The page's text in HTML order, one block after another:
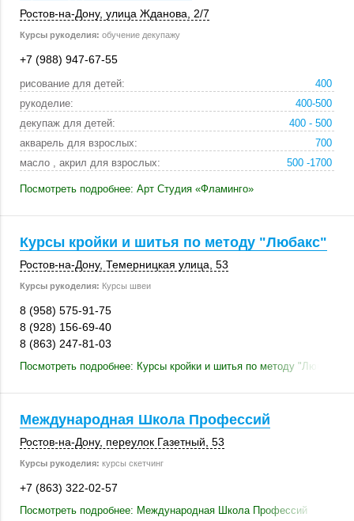
Ростов-на-Дону, улица Жданова 2/7
Курсы рукоделия: обучение декупажу
+7 (988) 947-67-55
рисование для детей:
400
рукоделие:
400-500
декупаж для детей:
400 - 500
акварель для взрослых:
700
масло , акрил для взрослых:
500 -1700
Посмотреть подробнее: Арт Студия «Фламинго»
Курсы кройки и шитья по методу "Любакс"
Ростов-на-Дону, Темерницкая улица, 53
Курсы рукоделия: Курсы швеи
8 (958) 575-91-75
8 (928) 156-69-40
8 (863) 247-81-03
Посмотреть подробнее: Курсы кройки и шитья по методу "Любакс"
Международная Школа Профессий
Ростов-на-Дону, переулок Газетный, 53
Курсы рукоделия: курсы скетчинг
+7 (863) 322-02-57
Посмотреть подробнее: Международная Школа Профессий